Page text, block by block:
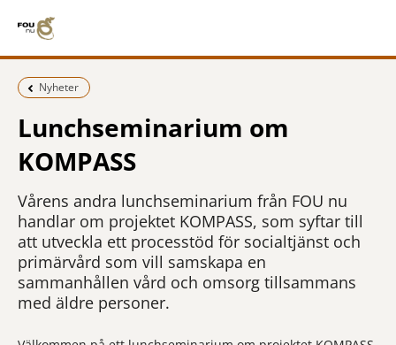
Föregående sida:
Nyheter
Lunchseminarium om
KOMPASS
Vårens andra lunchseminarium från FOU nu
handlar om projektet KOMPASS, som syftar till
att utveckla ett processtöd för socialtjänst och
primärvård som vill samskapa en
sammanhållen vård och omsorg tillsammans
med äldre personer.